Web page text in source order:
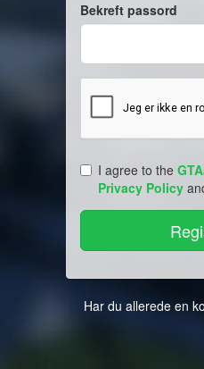
Bekreft passord
I agree to the
Privacy Policy
Har du allerede en